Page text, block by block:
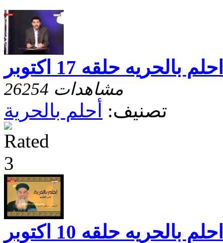
احلم بالحريه حلقه 17 اكتوبر
26254 مشاهدات
تصنيف: أحلم بالحرية
احلم بالحريه حلقه 10 اكتوبر